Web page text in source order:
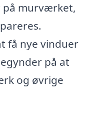
på murværket,
få nye vinduer
på at
og øvrige